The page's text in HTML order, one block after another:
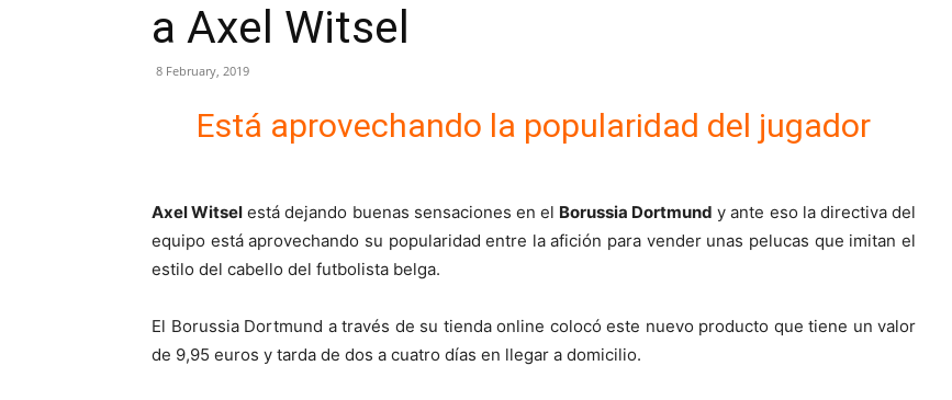
a Axel Witsel
8 February, 2019
Está aprovechando la popularidad del jugador
Axel Witsel está dejando buenas sensaciones en el Borussia Dortmund y ante eso la directiva del
equipo está aprovechando su popularidad entre la afición para vender unas pelucas que imitan el
estilo del cabello del futbolista belga.
El Borussia Dortmund a través de su tienda online colocó este nuevo producto que tiene un valor
de 9,95 euros y tarda de dos a cuatro días en llegar a domicilio.